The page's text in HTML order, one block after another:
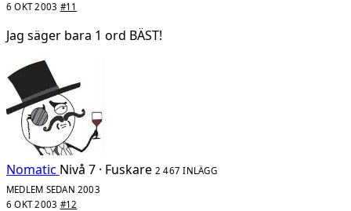
6 OKT 2003 #11
Jag säger bara 1 ord BÄST!
Nomatic Nivå 7 · Fuskare 2 467 INLÄGG
MEDLEM SEDAN 2003
6 OKT 2003 #12